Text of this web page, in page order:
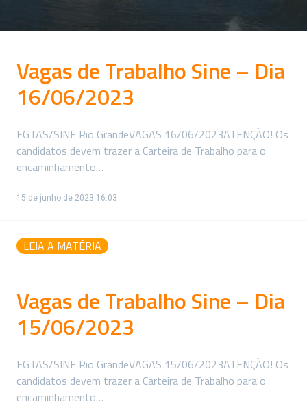
Vagas de Trabalho Sine – Dia
16/06/2023
FGTAS/SINE Rio GrandeVAGAS 16/06/2023ATENÇÃO! Os
candidatos devem trazer a Carteira de Trabalho para o
encaminhamento…
15 de junho de 2023 16:03
LEIA A MATÉRIA
Vagas de Trabalho Sine – Dia
15/06/2023
FGTAS/SINE Rio GrandeVAGAS 15/06/2023ATENÇÃO! Os
candidatos devem trazer a Carteira de Trabalho para o
encaminhamento…